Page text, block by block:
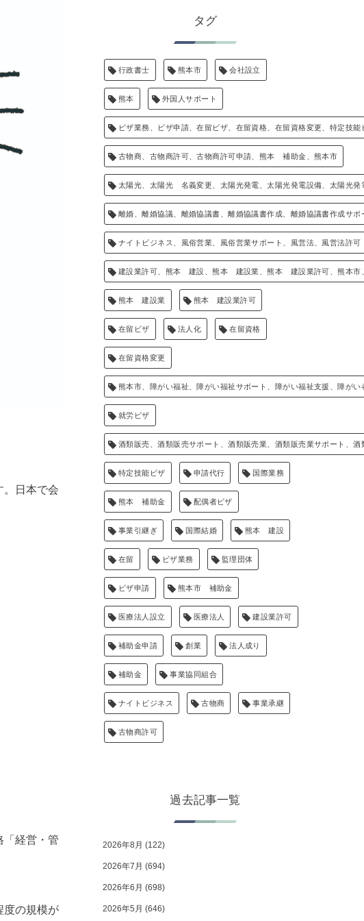
。日本で会
「経営・管
度の規模が
タグ
行政書士 熊本市 会社設立
熊本 外国人サポート
ビザ業務、ビザ申請、在留ビザ、在留資格、在留資格変更、特定技能
古物商、古物商許可、古物商許可申請、熊本 補助金、熊本市
太陽光、太陽光 名義変更、太陽光発電、太陽光発電設備、太陽光
離婚、離婚協議、離婚協議書、離婚協議書作成、離婚協議書作成サポ
ナイトビジネス、風俗営業、風俗営業サポート、風営法、風営法許可
建設業許可、熊本 建設、熊本 建設業、熊本 建設業許可、熊本市
熊本 建設業 熊本 建設業許可
在留ビザ 法人化 在留資格
在留資格変更
熊本市、障がい福祉、障がい福祉サポート、障がい福祉支援、障がい
就労ビザ
酒類販売、酒類販売サポート、酒類販売業、酒類販売業サポート、
特定技能ビザ 申請代行 国際業務
熊本 補助金 配偶者ビザ
事業引継ぎ 国際結婚 熊本 建設
在留 ビザ業務 監理団体
ビザ申請 熊本市 補助金
医療法人設立 医療法人 建設業許可
補助金申請 創業 法人成り
補助金 事業協同組合
ナイトビジネス 古物商 事業承継
古物商許可
過去記事一覧
2026年8月 (122)
2026年7月 (694)
2026年6月 (698)
2026年5月 (646)